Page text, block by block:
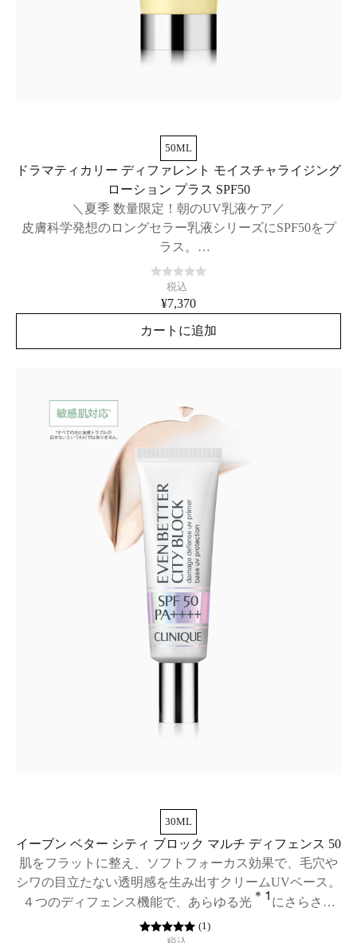
50ML
ドラマティカリー ディファレント モイスチャライジング
ローション プラス SPF50
＼夏季 数量限定！朝のUV乳液ケア／
皮膚科学発想のロングセラー乳液シリーズにSPF50をプ
ラス。
紫外線と乾燥から肌を守る、日中用乳液。
税込
¥7,370
カートに追加
30ML
イーブン ベター シティ ブロック マルチ ディフェンス 50
肌をフラットに整え、ソフトフォーカス効果で、毛穴や
シワの目立たない透明感を生み出すクリームUVベース。
４つのディフェンス機能で、あらゆる光 ＊1 にさらされ
た肌を徹底防御(マルチ ディフェンス)。SPF50/PA++++
(1 )